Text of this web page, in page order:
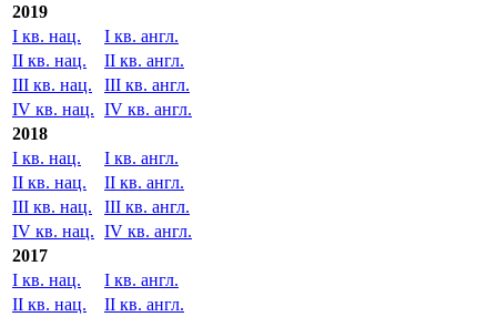
2019
I кв. нац.
I кв. англ.
II кв. нац.
II кв. англ.
III кв. нац.
III кв. англ.
IV кв. нац. IV кв. англ.
2018
I кв. нац.
I кв. англ.
II кв. нац.
II кв. англ.
III кв. нац.
III кв. англ.
IV кв. нац. IV кв. англ.
2017
I кв. нац.
I кв. англ.
II кв. нац.
II кв. англ.